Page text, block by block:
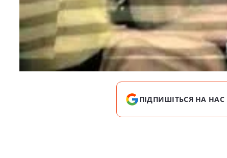
ПІДПИШІТЬСЯ НА НАС